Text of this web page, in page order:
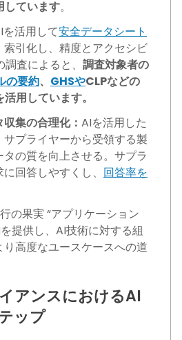
しています。
を活用して安全データシート
索引化し、精度とアクセシビ
査によると、 調査対象者の
の要約、 GHSやCLPなどの
用しています。
集の合理化： AIを活用した
プライヤーから受領する製
の質を向上させる。サプラ
回答しやすくし、 回答率を
の果実 “アプリケーション
提供し、AI技術に対する組
高度なユースケースへの道
アンスにおけるAI
ップ